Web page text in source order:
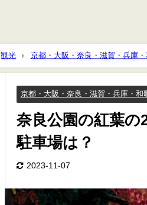
観光 京都・大阪・奈良・滋賀・兵庫
京都・大阪・奈良・滋賀・兵庫・和
奈良公園の紅葉の
駐車場は？
2023-11-07